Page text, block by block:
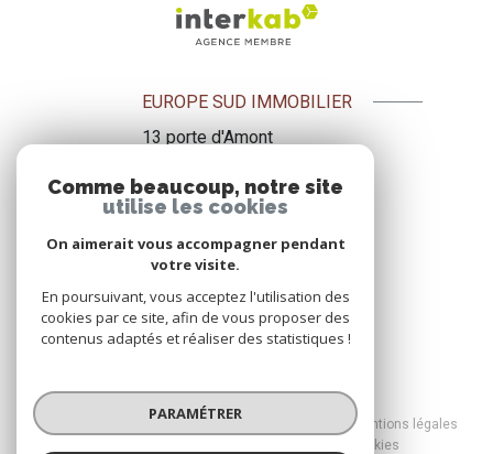
EUROPE SUD IMMOBILIER
13 porte d'Amont
+33 5 61 69 34 68
+33 6 72 47 10 13
esi.gougnot@wanadoo.fr
© 2026 | Tous droits réservés
Mentions légales
Cookies
Comme beaucoup, notre site
utilise les cookies
On aimerait vous accompagner pendant
votre visite.
En poursuivant, vous acceptez l'utilisation des
cookies par ce site, afin de vous proposer des
contenus adaptés et réaliser des statistiques !
PARAMÉTRER